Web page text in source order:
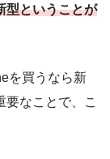
型ということが
を買うなら新
なことで、こ